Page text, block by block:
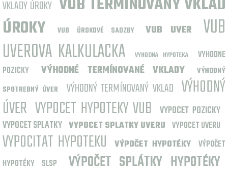
VKLADY ÚROKY
ÚROKY
VUB ÚROKOVÉ SADZBY VUB UVER
VUB
UVEROVA KALKULACKA
VYHODNA HYPOTEKA
VYHODNE
POZICKY
VÝHODNÉ TERMÍNOVANÉ VKLADY
VÝHODNÝ
SPOTREBNÝ ÚVER
VÝHODNÝ TERMÍNOVANÝ VKLAD VÝHODNÝ
ÚVER VYPOCET HYPOTEKY VUB VYPOCET POZICKY
VYPOCET SPLATKY VYPOCET SPLATKY UVERU VYPOCET UVERU
VYPOCITAT HYPOTEKU VÝPOČET HYPOTÉKY VÝPOČET
HYPOTÉKY SLSP
VÝPOČET SPLÁTKY HYPOTÉKY